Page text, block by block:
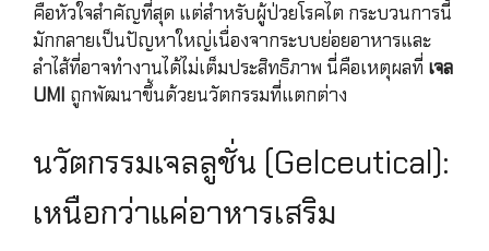
คือหัวใจสำคัญที่สุด แต่สำหรับผู้ป่วยโรคไต กระบวนการนี้
มักกลายเป็นปัญหาใหญ่เนื่องจากระบบย่อยอาหารและ
ลำไส้ที่อาจทำงานได้ไม่เต็มประสิทธิภาพ นี่คือเหตุผลที่ เจล
UMI ถูกพัฒนาขึ้นด้วยนวัตกรรมที่แตกต่าง
นวัตกรรมเจลลูชั่น (Gelceutical):
เหนือกว่าแค่อาหารเสริม